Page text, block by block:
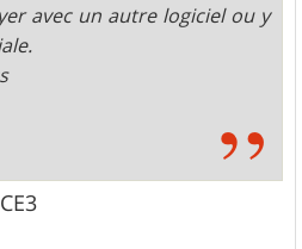
avec un autre logiciel ou y